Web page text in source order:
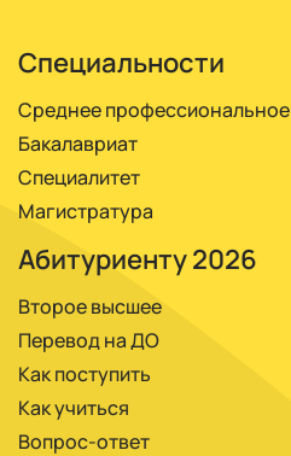
Специальности
Среднее профессиональное
Бакалавриат
Специалитет
Магистратура
Абитуриенту 2026
Второе высшее
Перевод на ДО
Как поступить
Как учиться
Вопрос-ответ